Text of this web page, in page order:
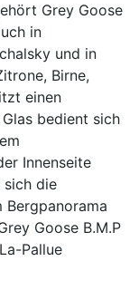
Grey Goose
in
und in
Birne,
einen
bedient sich
Innenseite
sich die
Bergpanorama
Goose B.M.P
Pallue